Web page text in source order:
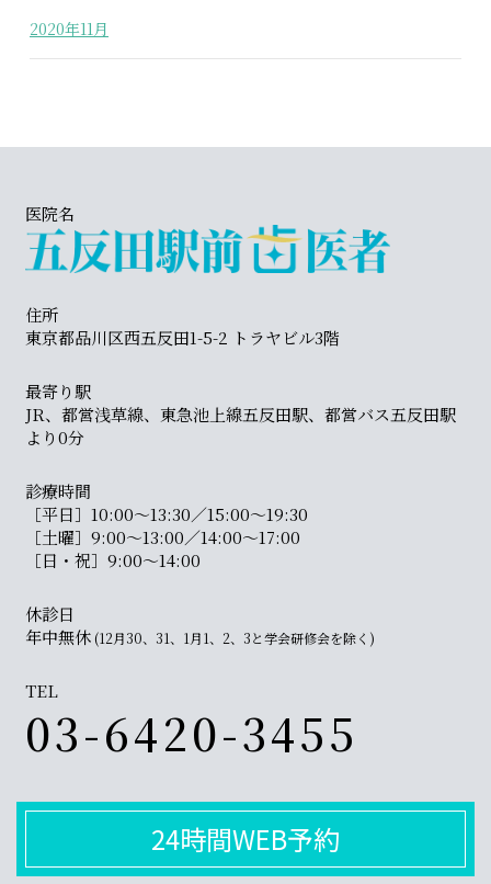
2020年11月
医院名
住所
東京都品川区西五反田1-5-2 トラヤビル3階
最寄り駅
JR、都営浅草線、東急池上線五反田駅、都営バス五反田駅
より0分
診療時間
［平日］10:00〜13:30／15:00〜19:30
［土曜］9:00〜13:00／14:00〜17:00
［日・祝］9:00〜14:00
休診日
年中無休 (12月30、31、1月1、2、3と学会研修会を除く)
TEL
03-6420-3455
24時間WEB予約